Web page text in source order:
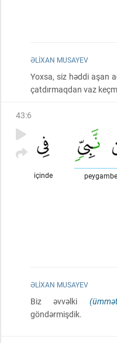
ƏLIXAN MUSAYEV
Yoxsa, siz həddi aşan
çatdırmaqdan vaz
43:6
içinde
ƏLIXAN MUSAYEV
Biz əvvəlki
göndərmişdik.